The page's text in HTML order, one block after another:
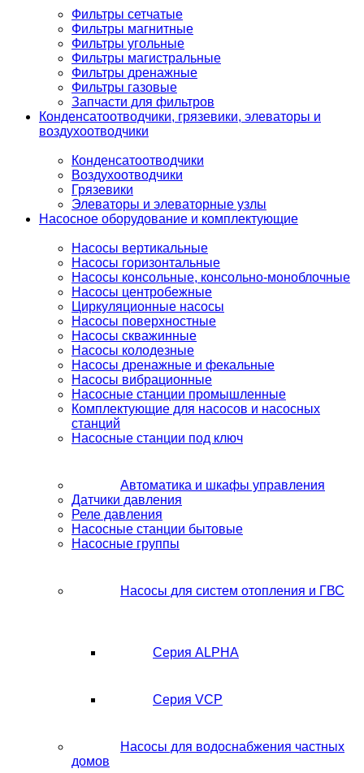
Фильтры сетчатые
Фильтры магнитные
Фильтры угольные
Фильтры магистральные
Фильтры дренажные
Фильтры газовые
Запчасти для фильтров
Конденсатоотводчики, грязевики, элеваторы и
воздухоотводчики
Конденсатоотводчики
Воздухоотводчики
Грязевики
Элеваторы и элеваторные узлы
Насосное оборудование и комплектующие
Насосы вертикальные
Насосы горизонтальные
Насосы консольные, консольно-моноблочные
Насосы центробежные
Циркуляционные насосы
Насосы поверхностные
Насосы скважинные
Насосы колодезные
Насосы дренажные и фекальные
Насосы вибрационные
Насосные станции промышленные
Комплектующие для насосов и насосных
станций
Насосные станции под ключ
Автоматика и шкафы управления
Датчики давления
Реле давления
Насосные станции бытовые
Насосные группы
Насосы для систем отопления и ГВС
Серия ALPHA
Серия VCP
Насосы для водоснабжения частных
домов